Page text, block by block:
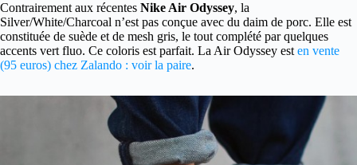
Contrairement aux récentes Nike Air Odyssey, la
Silver/White/Charcoal n’est pas conçue avec du daim de porc. Elle est
constituée de suède et de mesh gris, le tout complété par quelques
accents vert fluo. Ce coloris est parfait. La Air Odyssey est en vente
(95 euros) chez Zalando : voir la paire.